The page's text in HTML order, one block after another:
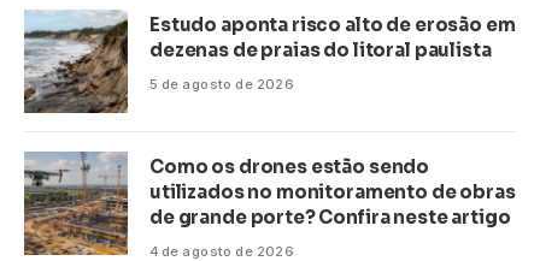
Estudo aponta risco alto de erosão em
dezenas de praias do litoral paulista
5 de agosto de 2026
Como os drones estão sendo
utilizados no monitoramento de obras
de grande porte? Confira neste artigo
4 de agosto de 2026